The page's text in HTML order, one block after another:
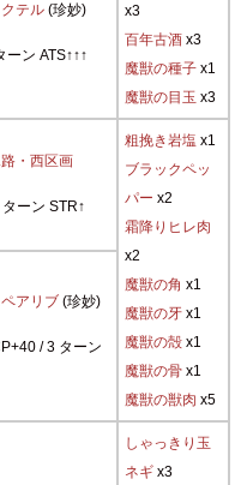
x3
百年古酒x3
魔獣の種子x1
魔獣の目玉 x3
テル(珍妙)
ーン ATS↑↑↑
・西区画
ーン STR↑
粗挽き岩塩 x1
ブラックペッ
パー x2
霜降りヒレ肉
x2
魔獣の角 x1
魔獣の牙x1
魔獣の殻x1
魔獣の骨x1
魔獣の獣肉 x5
アリブ(珍妙)
/ 3 ターン
しゃっきり玉
ネギx3